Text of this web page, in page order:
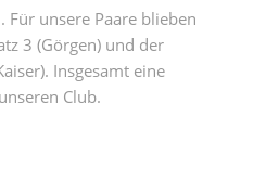
Für unsere Paare blieben
3 (Görgen) und der
Insgesamt eine
Club.